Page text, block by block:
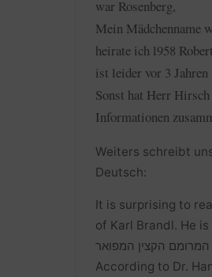
war Rosenberg,
Mein Mädchenname
heirate ich l958
ist leider vor 3 Jahren
Sonst hat Herr
Informationen
Weiters schreibt
Deutsch:
It is surprising to
of Karl Brandl. He
According to Dr.